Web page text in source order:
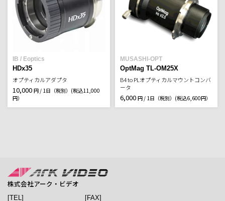
IB / Eoptics
HDx35
オプティカルアダプタ
10,000 円 / 1日（税別） (税込11,000
円）
MUSASHI-OPT
OptMag TL-OM25X
B4 to PLオプティカルマウントコンバ
ータ
6,000 円 / 1日（税別） (税込6,600円）
株式会社アーク・ビデオ
[TEL] [FAX]